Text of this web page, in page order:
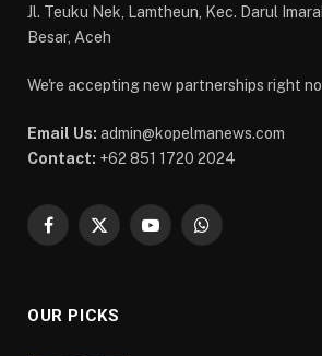
Jl. Teuku Nek, Lamtheun, Kec. Darul
Besar, Aceh
We're accepting new partnerships right
Email Us: admin@kopelmanews.com
Contact: +62 851 1720 2024
Facebook
X
YouTubeWhatsApp
OUR PICKS